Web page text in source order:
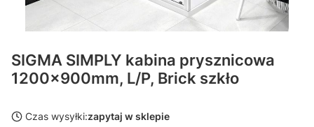
SIGMA SIMPLY kabina prysznicowa
1200x900mm, L/P, Brick szkło
Czas wysyłki:zapytaj w sklepie